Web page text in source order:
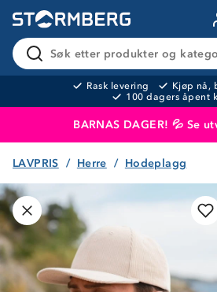
Søk etter produkter og
Rask levering
Kjøp nå,
100 dagers åpent
BARNAS DAGER! 💦 Se
Produktet er lagt i
LAVPRIS Herre Hodeplagg